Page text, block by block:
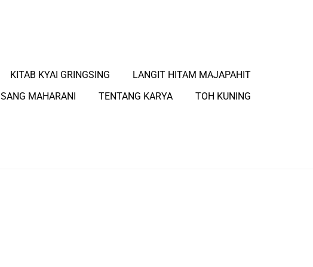
KITAB KYAI GRINGSING
LANGIT HITAM MAJAPAHIT
SANG MAHARANI TENTANG KARYA TOH KUNING